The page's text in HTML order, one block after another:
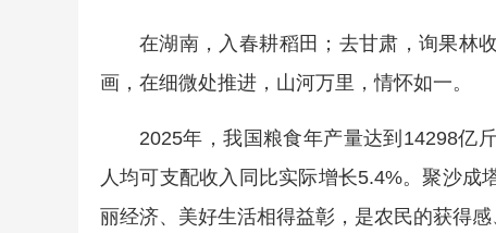
在湖南，入春耕稻田；去甘肃，询果
画，在细微处推进，山河万里，情怀如一。
2025年，我国粮食年产量达到14298亿
人均可支配收入同比实际增长5.4%。聚沙
丽经济、美好生活相得益彰，是农民的获得感